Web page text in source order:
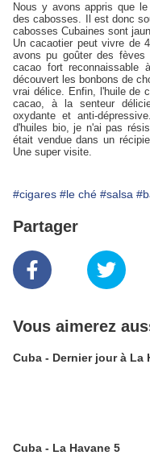
Nous y avons appris que
des cabosses. Il est donc
cabosses Cubaines sont
Un cacaotier peut vivre de
avons pu goûter des
cacao fort reconnaissable
découvert les bonbons de
vrai délice. Enfin, l'huile de
cacao, à la senteur
oxydante et anti-
d'huiles bio, je n'ai pas
était vendue dans un
Une super visite.
#cigares #le ché #salsa
Partager
Vous aimerez
Cuba - Dernier jour à La
Cuba - La Havane 5